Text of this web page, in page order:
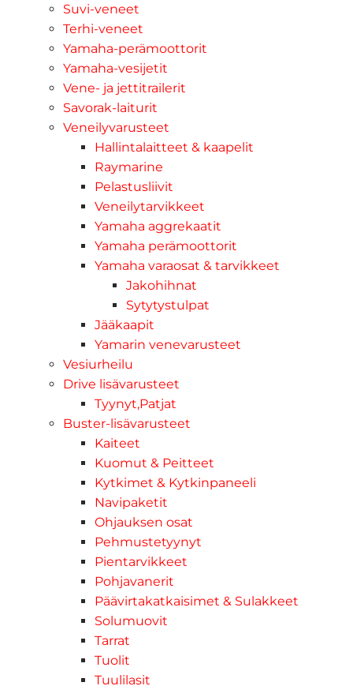
Suvi-veneet
Terhi-veneet
Yamaha-perämoottorit
Yamaha-vesijetit
Vene- ja jettitrailerit
Savorak-laiturit
Veneilyvarusteet
Hallintalaitteet & kaapelit
Raymarine
Pelastusliivit
Veneilytarvikkeet
Yamaha aggrekaatit
Yamaha perämoottorit
Yamaha varaosat & tarvikkeet
Jakohihnat
Sytytystulpat
Jääkaapit
Yamarin venevarusteet
Vesiurheilu
Drive lisävarusteet
Tyynyt,Patjat
Buster-lisävarusteet
Kaiteet
Kuomut & Peitteet
Kytkimet & Kytkinpaneeli
Navipaketit
Ohjauksen osat
Pehmustetyynyt
Pientarvikkeet
Pohjavanerit
Päävirtakatkaisimet & Sulakkeet
Solumuovit
Tarrat
Tuolit
Tuulilasit